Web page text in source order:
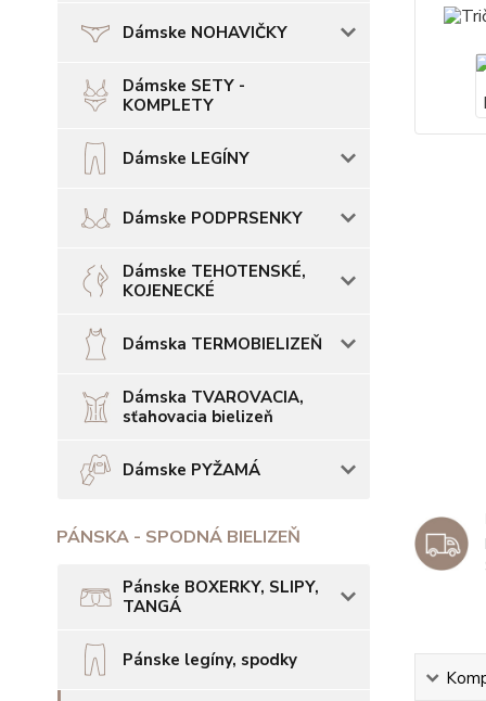
Dámske NOHAVIČKY
Dámske SETY -
KOMPLETY
Dámske LEGÍNY
Dámske PODPRSENKY
Dámske TEHOTENSKÉ,
KOJENECKÉ
Dámska TERMOBIELIZEŇ
Dámska TVAROVACIA,
sťahovacia bielizeň
Dámske PYŽAMÁ
PÁNSKA - SPODNÁ BIELIZEŇ
Pánske BOXERKY, SLIPY,
TANGÁ
Pánske legíny, spodky